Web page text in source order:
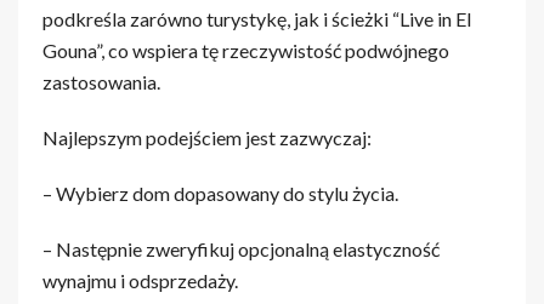
podkreśla zarówno turystykę, jak i ścieżki “Live in El
Gouna”, co wspiera tę rzeczywistość podwójnego
zastosowania.
Najlepszym podejściem jest zazwyczaj:
– Wybierz dom dopasowany do stylu życia.
– Następnie zweryfikuj opcjonalną elastyczność
wynajmu i odsprzedaży.